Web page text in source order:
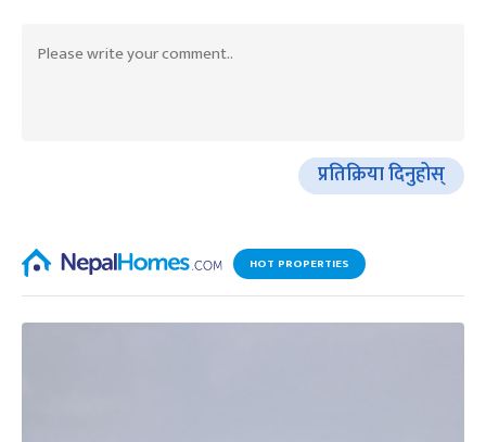
प्रतिक्रिया दिनुहोस्
HOT PROPERTIES